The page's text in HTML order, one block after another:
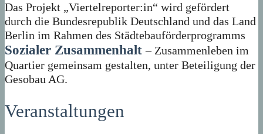
Das Projekt „Viertelreporter:in“ wird gefördert
durch die Bundesrepublik Deutschland und das Land
Berlin im Rahmen des Städtebauförderprogramms
Sozialer Zusammenhalt – Zusammenleben im
Quartier gemeinsam gestalten, unter Beteiligung der
Gesobau AG.
Veranstaltungen